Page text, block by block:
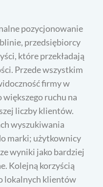
pozycjonowanie
przedsiębiorcy
które przekładają
Przede wszystkim
firmy w
ruchu na
liczby klientów.
wyszukiwania
marki; użytkownicy
wyniki jako bardziej
Kolejną korzyścią
lokalnych klientów